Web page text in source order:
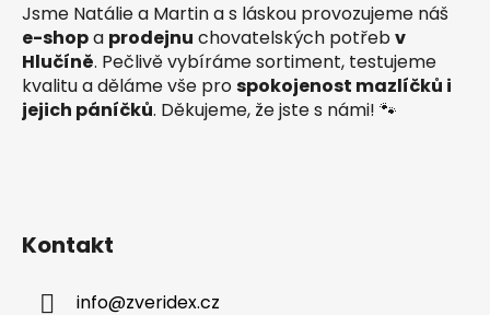
Jsme Natálie a Martin a s láskou provozujeme náš
e-shopa prodejnu chovatelských potřebv
Hlučíně. Pečlivě vybíráme sortiment, testujeme
kvalitu a děláme vše prospokojenost mazlíčků i
jejich páníčků. Děkujeme, že jste s námi! 🐾
Kontakt
info@zveridex.cz